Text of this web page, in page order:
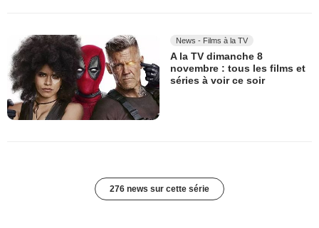
News - Films à la TV
A la TV dimanche 8
novembre : tous les films et
séries à voir ce soir
276 news sur cette série